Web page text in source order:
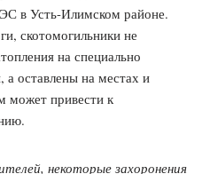
в Усть-Илимском районе.
скотомогильники не
на специально
а оставлены на местах и
может привести к
некоторые захоронения